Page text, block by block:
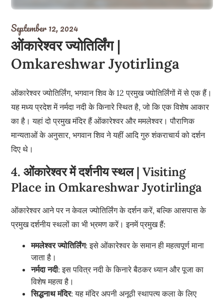
September 12, 2024
ओंकारेश्वर ज्योतिर्लिंग |
Omkareshwar Jyotirlinga
ओंकारेश्वर ज्योतिर्लिंग, भगवान शिव के 12 प्रमुख ज्योतिर्लिंगों में से एक हैं।
यह मध्य प्रदेश में नर्मदा नदी के किनारे स्थित है, जो कि एक विशेष आकार
का है। यहां दो प्रमुख मंदिर हैं ओंकारेश्वर और ममलेश्वर। पौराणिक
मान्यताओं के अनुसार, भगवान शिव ने यहीं आदि गुरु शंकराचार्य को दर्शन
दिए थे।
4. ओंकारेश्वर में दर्शनीय स्थल | Visiting
Place in Omkareshwar Jyotirlinga
ओंकारेश्वर आने पर न केवल ज्योतिर्लिंग के दर्शन करें, बल्कि आसपास के
प्रमुख दर्शनीय स्थलों का भी भ्रमण करें। इनमें प्रमुख हैं:
ममलेश्वर ज्योतिर्लिंग: इसे ओंकारेश्वर के समान ही महत्वपूर्ण माना
जाता है।
नर्मदा नदी: इस पवित्र नदी के किनारे बैठकर ध्यान और पूजा का
विशेष महत्व है।
सिद्धनाथ मंदिर: यह मंदिर अपनी अनूठी स्थापत्य कला के लिए